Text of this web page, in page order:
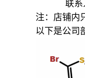
联系
注：店铺内
以下是公司